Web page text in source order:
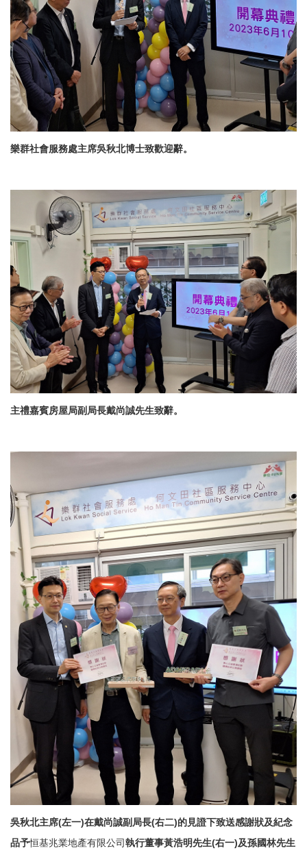
樂群社會服務處主席吳秋北博士致歡迎辭。
主禮嘉賓房屋局副局長戴尚誠先生致辭。
吳秋北主席(左一)在戴尚誠副局長(右二)的見證下致送感謝狀及紀念
品予恒基兆業地產有限公司執行董事黃浩明先生(右一)及孫國林先生